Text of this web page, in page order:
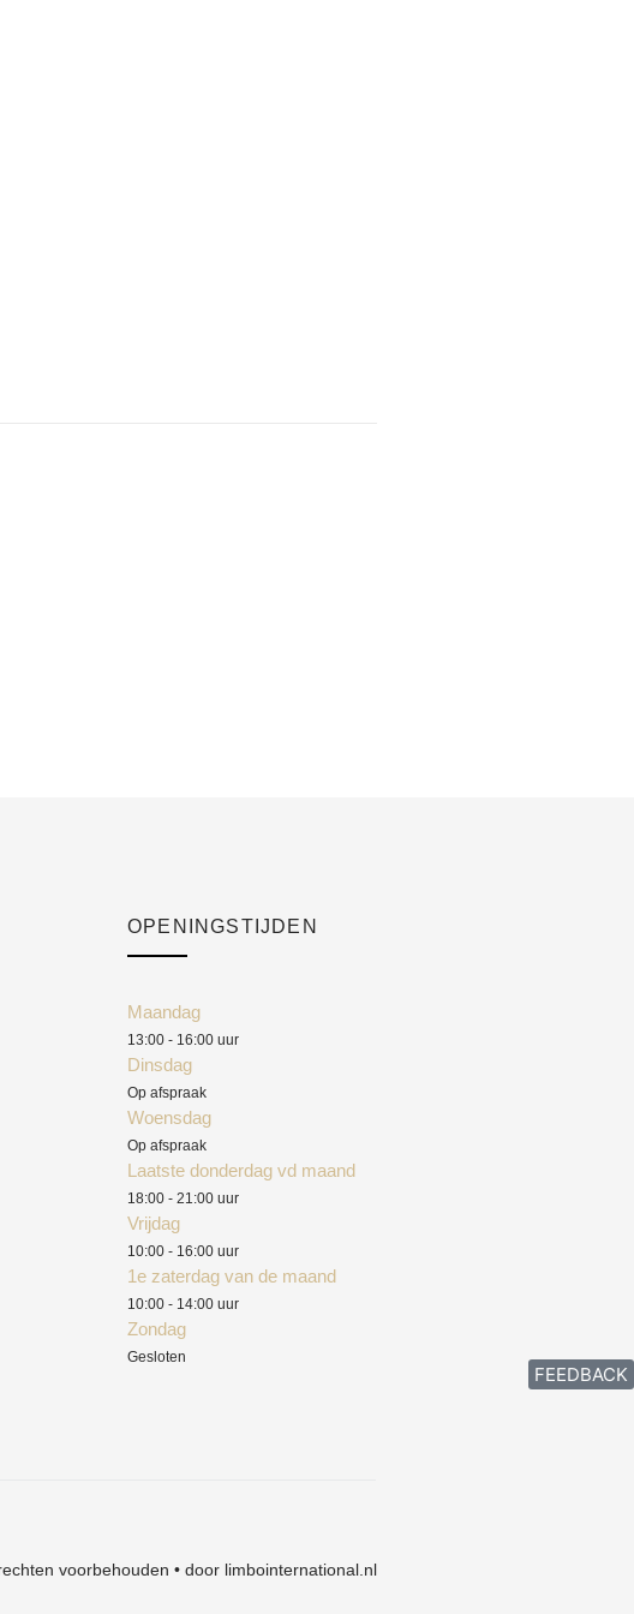
OPENINGSTIJDEN
Maandag
13:00 - 16:00 uur
Dinsdag
Op afspraak
Woensdag
Op afspraak
Laatste donderdag vd maand
18:00 - 21:00 uur
Vrijdag
10:00 - 16:00 uur
1e zaterdag van de maand
10:00 - 14:00 uur
Zondag
Gesloten
voorbehouden • door limbointernational.nl
FEEDBACK